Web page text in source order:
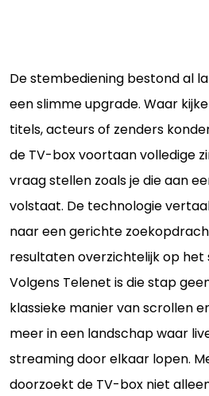
De stembediening bestond al
een slimme upgrade. Waar
titels, acteurs of zenders
de TV-box voortaan volledige
vraag stellen zoals je die aan
volstaat. De technologie
naar een gerichte
resultaten overzichtelijk op het
Volgens Telenet is die stap
klassieke manier van scrollen
meer in een landschap waar
streaming door elkaar lopen.
doorzoekt de TV-box niet